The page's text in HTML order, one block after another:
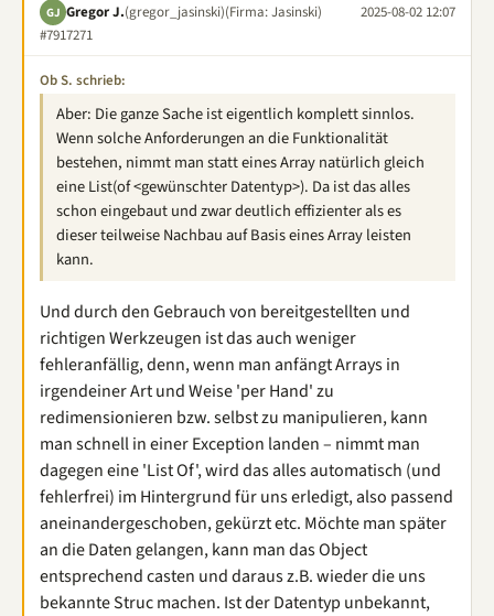
GJ Gregor J.(gregor_jasinski)(Firma: Jasinski)
2025-08-02 12:07
#7917271
Ob S. schrieb:
Aber: Die ganze Sache ist eigentlich komplett sinnlos.
Wenn solche Anforderungen an die Funktionalität
bestehen, nimmt man statt eines Array natürlich gleich
eine List(of <gewünschter Datentyp>). Da ist das alles
schon eingebaut und zwar deutlich effizienter als es
dieser teilweise Nachbau auf Basis eines Array leisten
kann.
Und durch den Gebrauch von bereitgestellten und
richtigen Werkzeugen ist das auch weniger
fehleranfällig, denn, wenn man anfängt Arrays in
irgendeiner Art und Weise 'per Hand' zu
redimensionieren bzw. selbst zu manipulieren, kann
man schnell in einer Exception landen – nimmt man
dagegen eine 'List Of', wird das alles automatisch (und
fehlerfrei) im Hintergrund für uns erledigt, also passend
aneinandergeschoben, gekürzt etc. Möchte man später
an die Daten gelangen, kann man das Object
entsprechend casten und daraus z.B. wieder die uns
bekannte Struc machen. Ist der Datentyp unbekannt,